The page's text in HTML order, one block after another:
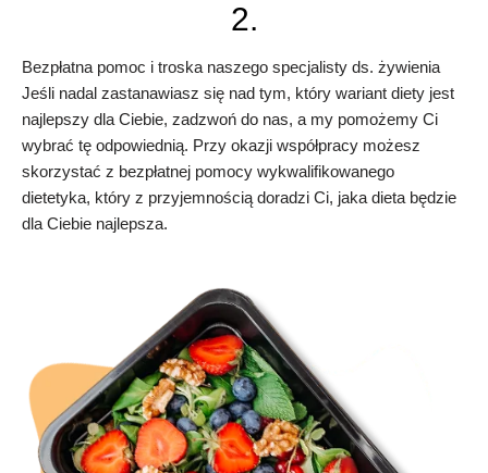
2.
Bezpłatna pomoc i troska naszego specjalisty ds. żywienia
Jeśli nadal zastanawiasz się nad tym, który wariant diety jest
najlepszy dla Ciebie, zadzwoń do nas, a my pomożemy Ci
wybrać tę odpowiednią. Przy okazji współpracy możesz
skorzystać z bezpłatnej pomocy wykwalifikowanego
dietetyka, który z przyjemnością doradzi Ci, jaka dieta będzie
dla Ciebie najlepsza.